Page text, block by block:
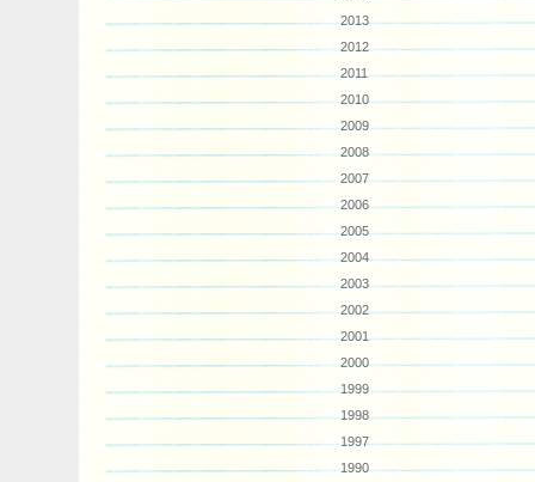
2013
2012
2011
2010
2009
2008
2007
2006
2005
2004
2003
2002
2001
2000
1999
1998
1997
1990